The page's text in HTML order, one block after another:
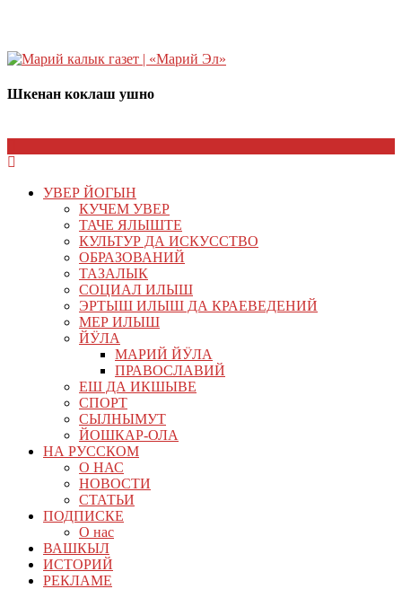
Шкенан коклаш ушно
УВЕР ЙОГЫН
КУЧЕМ УВЕР
ТАЧЕ ЯЛЫШТЕ
КУЛЬТУР ДА ИСКУССТВО
ОБРАЗОВАНИЙ
ТАЗАЛЫК
СОЦИАЛ ИЛЫШ
ЭРТЫШ ИЛЫШ ДА КРАЕВЕДЕНИЙ
МЕР ИЛЫШ
ЙӰЛА
МАРИЙ ЙӰЛА
ПРАВОСЛАВИЙ
ЕШ ДА ИКШЫВЕ
СПОРТ
СЫЛНЫМУТ
ЙОШКАР-ОЛА
НА РУССКОМ
О НАС
НОВОСТИ
СТАТЬИ
ПОДПИСКЕ
О нас
ВАШКЫЛ
ИСТОРИЙ
РЕКЛАМЕ